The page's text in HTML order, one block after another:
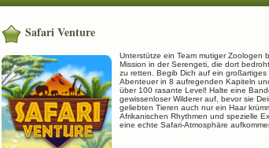
Safari Venture
Unterstütze ein Team mutiger Zoologen
Mission in der Serengeti, die dort
zu retten. Begib Dich auf ein großartiges
Abenteuer in 8 aufregenden Kapiteln
über 100 rasante Level! Halte eine
gewissenloser Wilderer auf, bevor sie
geliebten Tieren auch nur ein Haar
Afrikanischen Rhythmen und spezielle
eine echte Safari-Atmosphäre